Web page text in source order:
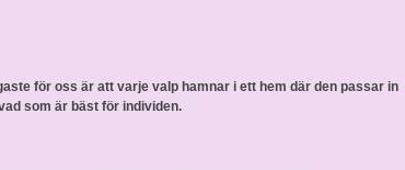
för oss är att varje valp hamnar i ett hem där den passar in
som är bäst för individen.